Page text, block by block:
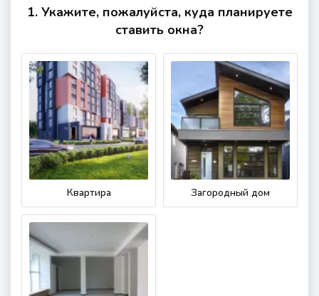
1. Укажите, пожалуйста, куда планируете
ставить окна?
Квартира Загородный дом